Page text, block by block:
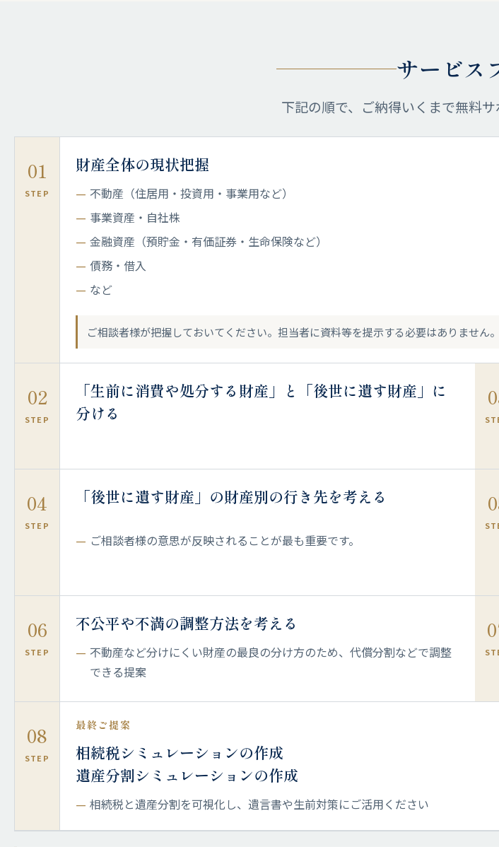
サービス
下記の順で、ご納得いくまで無料サ
01
STEP
財産全体の現状把握
不動産（住居用・投資用・事業用など）
事業資産・自社株
金融資産（預貯金・有価証券・生命保険など）
債務・借入
など
ご相談者様が把握しておいてください。担当者に資料等を提示する必要はありません。
02
STEP
「生前に消費や処分する財産」と「後世に遺す財産」に
分ける
04
STEP
「後世に遺す財産」の財産別の行き先を考える
ご相談者様の意思が反映されることが最も重要です。
06
STEP
不公平や不満の調整方法を考える
不動産など分けにくい財産の最良の分け方のため、代償分割などで調整
できる提案
08
STEP
最終ご提案
相続税シミュレーションの作成
遺産分割シミュレーションの作成
相続税と遺産分割を可視化し、遺言書や生前対策にご活用ください